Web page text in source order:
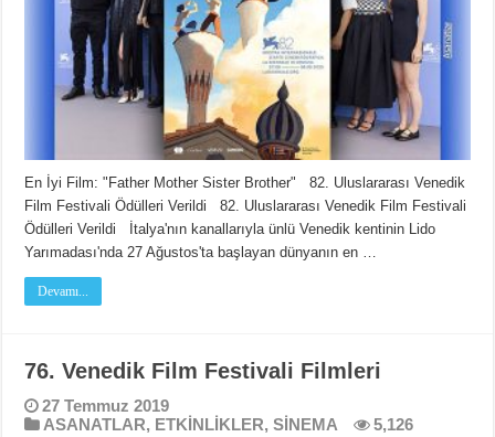
En İyi Film: "Father Mother Sister Brother" 82. Uluslararası Venedik
Film Festivali Ödülleri Verildi 82. Uluslararası Venedik Film Festivali
Ödülleri Verildi İtalya'nın kanallarıyla ünlü Venedik kentinin Lido
Yarımadası'nda 27 Ağustos'ta başlayan dünyanın en …
Devamı...
76. Venedik Film Festivali Filmleri
27 Temmuz 2019
ASANATLAR, ETKİNLİKLER,SİNEMA 5,126